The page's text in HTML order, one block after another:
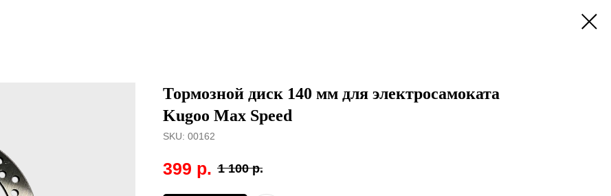
Тормозной диск 140 мм для электросамоката
Kugoo Max Speed
SKU: 00162
399 р. 1 100 р.